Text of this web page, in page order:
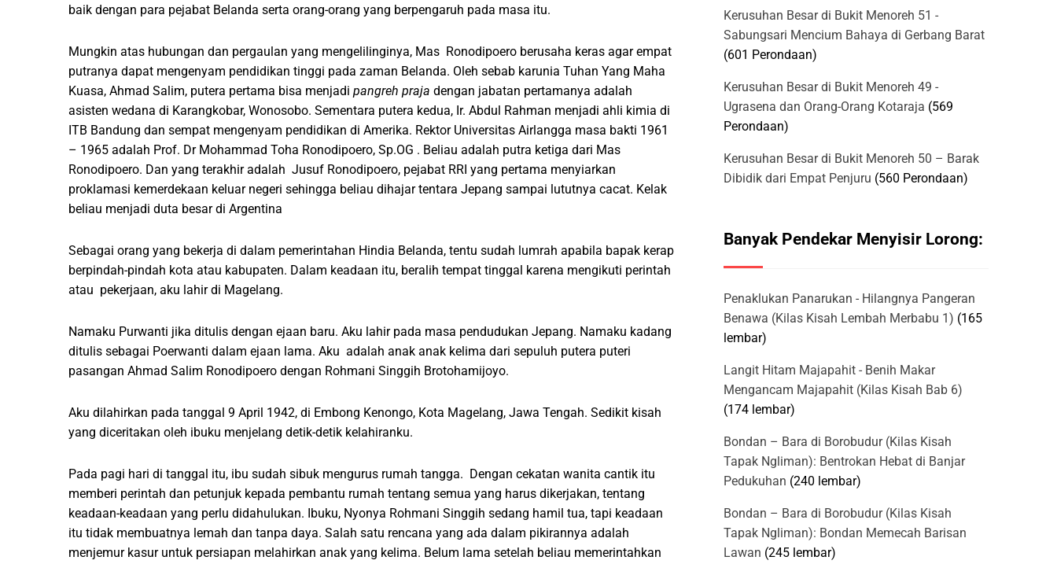
baik dengan para pejabat Belanda serta orang-orang yang berpengaruh pada masa itu.
Mungkin atas hubungan dan pergaulan yang mengelilinginya, Mas Ronodipoero berusaha keras agar empat
putranya dapat mengenyam pendidikan tinggi pada zaman Belanda. Oleh sebab karunia Tuhan Yang Maha
Kuasa, Ahmad Salim, putera pertama bisa menjadi pangreh praja dengan jabatan pertamanya adalah
asisten wedana di Karangkobar, Wonosobo. Sementara putera kedua, Ir. Abdul Rahman menjadi ahli kimia di
ITB Bandung dan sempat mengenyam pendidikan di Amerika. Rektor Universitas Airlangga masa bakti 1961
– 1965 adalah Prof. Dr Mohammad Toha Ronodipoero, Sp.OG . Beliau adalah putra ketiga dari Mas
Ronodipoero. Dan yang terakhir adalah Jusuf Ronodipoero, pejabat RRI yang pertama menyiarkan
proklamasi kemerdekaan keluar negeri sehingga beliau dihajar tentara Jepang sampai lututnya cacat. Kelak
beliau menjadi duta besar di Argentina
Sebagai orang yang bekerja di dalam pemerintahan Hindia Belanda, tentu sudah lumrah apabila bapak kerap
berpindah-pindah kota atau kabupaten. Dalam keadaan itu, beralih tempat tinggal karena mengikuti perintah
atau pekerjaan, aku lahir di Magelang.
Namaku Purwanti jika ditulis dengan ejaan baru. Aku lahir pada masa pendudukan Jepang. Namaku kadang
ditulis sebagai Poerwanti dalam ejaan lama. Aku adalah anak anak kelima dari sepuluh putera puteri
pasangan Ahmad Salim Ronodipoero dengan Rohmani Singgih Brotohamijoyo.
Aku dilahirkan pada tanggal 9 April 1942, di Embong Kenongo, Kota Magelang, Jawa Tengah. Sedikit kisah
yang diceritakan oleh ibuku menjelang detik-detik kelahiranku.
Pada pagi hari di tanggal itu, ibu sudah sibuk mengurus rumah tangga. Dengan cekatan wanita cantik itu
memberi perintah dan petunjuk kepada pembantu rumah tentang semua yang harus dikerjakan, tentang
keadaan-keadaan yang perlu didahulukan. Ibuku, Nyonya Rohmani Singgih sedang hamil tua, tapi keadaan
itu tidak membuatnya lemah dan tanpa daya. Salah satu rencana yang ada dalam pikirannya adalah
menjemur kasur untuk persiapan melahirkan anak yang kelima. Belum lama setelah beliau memerintahkan
Kerusuhan Besar di Bukit Menoreh 51 -
Sabungsari Mencium Bahaya di Gerbang Barat
(601 Perondaan)
Kerusuhan Besar di Bukit Menoreh 49 -
Ugrasena dan Orang-Orang Kotaraja (569
Perondaan)
Kerusuhan Besar di Bukit Menoreh 50 – Barak
Dibidik dari Empat Penjuru (560 Perondaan)
Banyak Pendekar Menyisir Lorong:
Penaklukan Panarukan - Hilangnya Pangeran
Benawa (Kilas Kisah Lembah Merbabu 1) (165
lembar)
Langit Hitam Majapahit - Benih Makar
Mengancam Majapahit (Kilas Kisah Bab 6)
(174 lembar)
Bondan – Bara di Borobudur (Kilas Kisah
Tapak Ngliman): Bentrokan Hebat di Banjar
Pedukuhan (240 lembar)
Bondan – Bara di Borobudur (Kilas Kisah
Tapak Ngliman): Bondan Memecah Barisan
Lawan (245 lembar)